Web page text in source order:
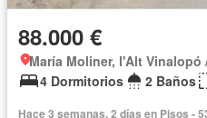
88.000 €
María Moliner, l'Alt Vinalopó
4 Dormitorios
2 Baños
Hace 3 semanas, 2 días en Pisos -